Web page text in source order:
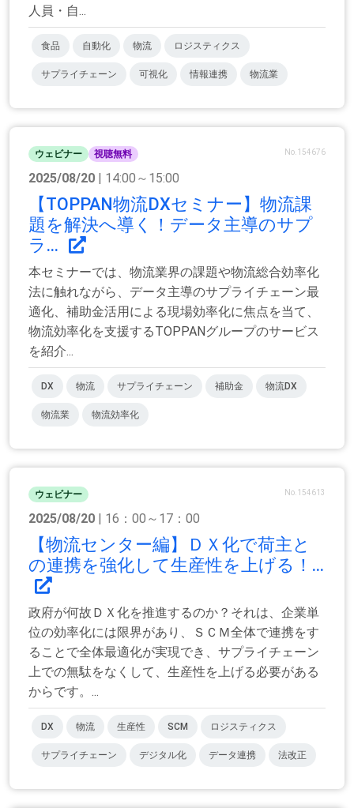
人員・自...
食品 自動化 物流 ロジスティクス
サプライチェーン 可視化 情報連携 物流業
ウェビナー 視聴無料 No.154676
2025/08/20 | 14:00～15:00
【TOPPAN物流DXセミナー】物流課
題を解決へ導く！データ主導のサプ
ラ...
本セミナーでは、物流業界の課題や物流総合効率化
法に触れながら、データ主導のサプライチェーン最
適化、補助金活用による現場効率化に焦点を当て、
物流効率化を支援するTOPPANグループのサービス
を紹介...
DX 物流 サプライチェーン 補助金 物流DX
物流業 物流効率化
ウェビナー No.154613
2025/08/20 | 16：00～17：00
【物流センター編】ＤＸ化で荷主と
の連携を強化して生産性を上げる！...
政府が何故ＤＸ化を推進するのか？それは、企業単
位の効率化には限界があり、ＳＣＭ全体で連携をす
ることで全体最適化が実現でき、サプライチェーン
上での無駄をなくして、生産性を上げる必要がある
からです。...
DX 物流 生産性 SCM ロジスティクス
サプライチェーン デジタル化 データ連携 法改正